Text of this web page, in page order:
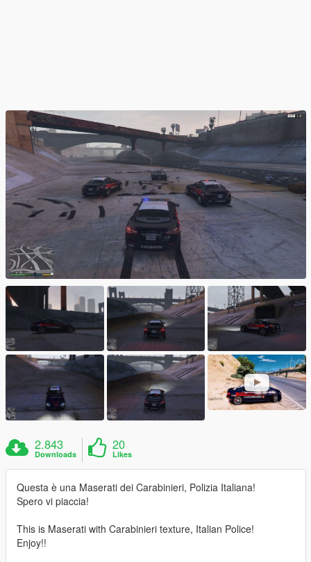
2.843
Downloads
20
Likes
Questa è una Maserati dei Carabinieri, Polizia Italiana!
Spero vi piaccia!
This is Maserati with Carabinieri texture, Italian Police!
Enjoy!!